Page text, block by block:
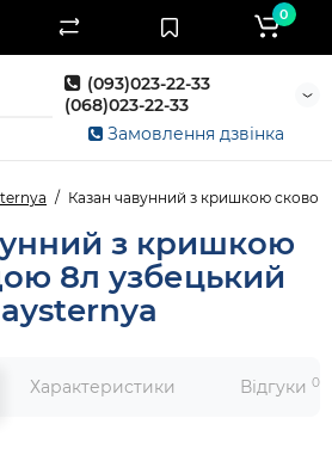
(093)023-22-33
(068)023-22-33
Замовлення дзвінка
0
Казан чавунний з кришкою
з кришкою
8л узбецький
Характеристики Відгуки 0